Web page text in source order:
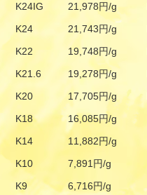
K24IG
21,978円/g
K24
21,743円/g
K22
19,748円/g
K21.6
19,278円/g
K20
17,705円/g
K18
16,085円/g
K14
11,882円/g
K10
7,891円/g
K9
6,716円/g